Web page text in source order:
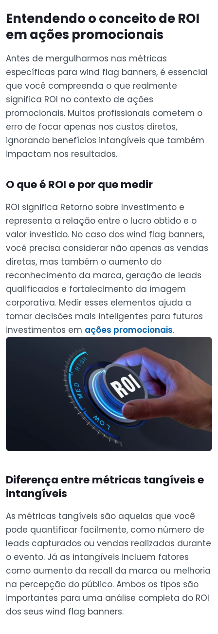
Entendendo o conceito de ROI
em ações promocionais
Antes de mergulharmos nas métricas
específicas para wind flag banners, é essencial
que você compreenda o que realmente
significa ROI no contexto de ações
promocionais. Muitos profissionais cometem o
erro de focar apenas nos custos diretos,
ignorando benefícios intangíveis que também
impactam nos resultados.
O que é ROI e por que medir
ROI significa Retorno sobre Investimento e
representa a relação entre o lucro obtido e o
valor investido. No caso dos wind flag banners,
você precisa considerar não apenas as vendas
diretas, mas também o aumento do
reconhecimento da marca, geração de leads
qualificados e fortalecimento da imagem
corporativa. Medir esses elementos ajuda a
tomar decisões mais inteligentes para futuros
investimentos em ações promocionais.
Diferença entre métricas tangíveis e
intangíveis
As métricas tangíveis são aquelas que você
pode quantificar facilmente, como número de
leads capturados ou vendas realizadas durante
o evento. Já as intangíveis incluem fatores
como aumento da recall da marca ou melhoria
na percepção do público. Ambos os tipos são
importantes para uma análise completa do ROI
dos seus wind flag banners.